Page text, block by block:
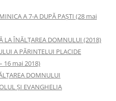
A 7-A DUPĂ PAȘTI (28 mai
LA ÎNĂLŢAREA DOMNULUI (2018)
A PĂRINTELUI PLACIDE
16 mai 2018)
DOMNULUI
ȘI EVANGHELIA